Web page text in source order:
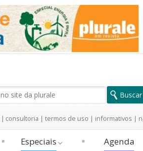
| consultoria | termos de uso | informativos |
Especiais Agenda